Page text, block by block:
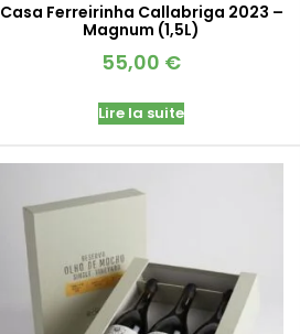
Casa Ferreirinha Callabriga 2023 –
Magnum (1,5L)
55,00 €
Lire la suite